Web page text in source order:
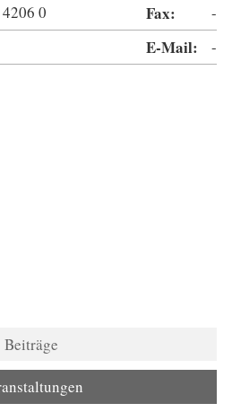
0 Fax: -
E-Mail: -
Beiträge